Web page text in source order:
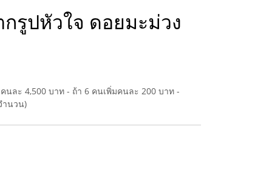
รูปหัวใจ ดอยมะม่วง
ละ 4,500 บาท - ถ้า 6 คนเพิ่มคนละ 200 บาท -
ำนวน)